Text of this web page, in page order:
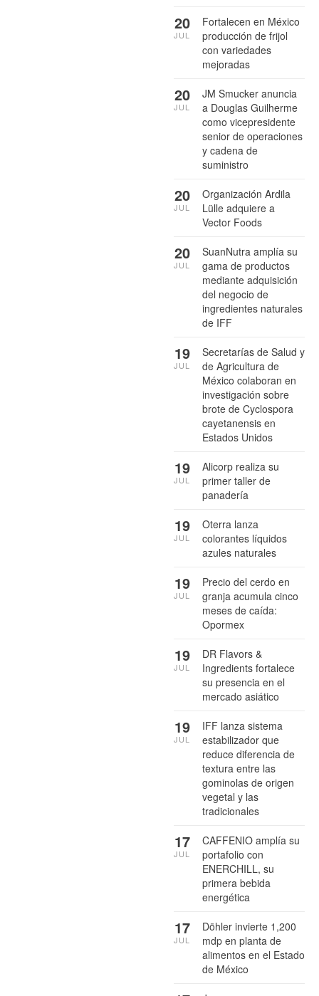
Fortalecen en México
producción de frijol
con variedades
mejoradas
20
JUL
JM Smucker anuncia
a Douglas Guilherme
como vicepresidente
senior de operaciones
y cadena de
suministro
20
JUL
Organización Ardila
Lülle adquiere a
Vector Foods
20
JUL
SuanNutra amplía su
gama de productos
mediante adquisición
del negocio de
ingredientes naturales
de IFF
20
JUL
Secretarías de Salud y
de Agricultura de
México colaboran en
investigación sobre
brote de Cyclospora
cayetanensis en
Estados Unidos
19
JUL
Alicorp realiza su
primer taller de
panadería
19
JUL
Oterra lanza
colorantes líquidos
azules naturales
19
JUL
Precio del cerdo en
granja acumula cinco
meses de caída:
Opormex
19
JUL
DR Flavors &
Ingredients fortalece
su presencia en el
mercado asiático
19
JUL
IFF lanza sistema
estabilizador que
reduce diferencia de
textura entre las
gominolas de origen
vegetal y las
tradicionales
19
JUL
CAFFENIO amplía su
portafolio con
ENERCHILL, su
primera bebida
energética
17
JUL
Döhler invierte 1,200
mdp en planta de
alimentos en el Estado
de México
17
JUL